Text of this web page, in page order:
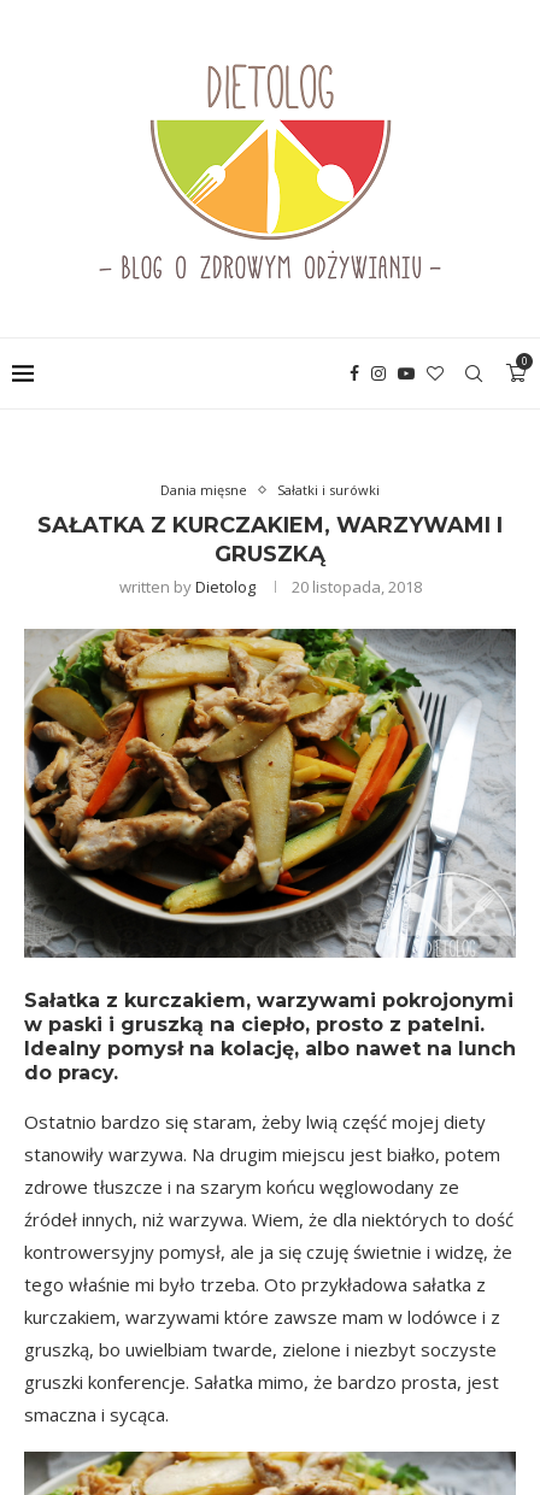
0
Dania mięsne Sałatki i surówki
SAŁATKA Z KURCZAKIEM, WARZYWAMI I
GRUSZKĄ
written byDietolog 20 listopada, 2018
Sałatka z kurczakiem, warzywami pokrojonymi
w paski i gruszką na ciepło, prosto z patelni.
Idealny pomysł na kolację, albo nawet na lunch
do pracy.
Ostatnio bardzo się staram, żeby lwią część mojej diety
stanowiły warzywa. Na drugim miejscu jest białko, potem
zdrowe tłuszcze i na szarym końcu węglowodany ze
źródeł innych, niż warzywa. Wiem, że dla niektórych to dość
kontrowersyjny pomysł, ale ja się czuję świetnie i widzę, że
tego właśnie mi było trzeba. Oto przykładowa sałatka z
kurczakiem, warzywami które zawsze mam w lodówce i z
gruszką, bo uwielbiam twarde, zielone i niezbyt soczyste
gruszki konferencje. Sałatka mimo, że bardzo prosta, jest
smaczna i sycąca.